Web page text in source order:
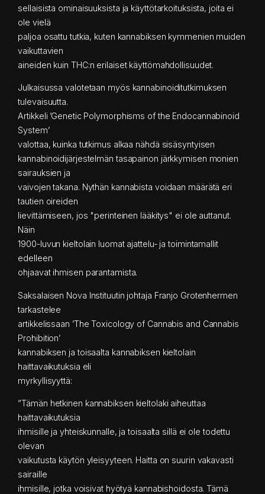
sellaisista ominaisuuksista ja käyttötarkoituksista, joita ei
ole vielä
paljoa osattu tutkia, kuten kannabiksen kymmenien muiden
vaikuttavien
aineiden kuin THC:n erilaiset käyttömahdollisuudet.
Julkaisussa valotetaan myös kannabinoiditutkimuksen
tulevaisuutta.
Artikkeli ’Genetic Polymorphisms of the Endocannabinoid
System’
valottaa, kuinka tutkimus alkaa nähdä sisäsyntyisen
kannabinoidijärjestelmän tasapainon järkkymisen monien
sairauksien ja
vaivojen takana. Nythän kannabista voidaan määrätä eri
tautien oireiden
lievittämiseen, jos "perinteinen lääkitys" ei ole auttanut.
Näin
1900-luvun kieltolain luomat ajattelu- ja toimintamallit
edelleen
ohjaavat ihmisen parantamista.
Saksalaisen Nova Instituutin johtaja Franjo Grotenhermen
tarkastelee
artikkelissaan ’The Toxicology of Cannabis and Cannabis
Prohibition’
kannabiksen ja toisaalta kannabiksen kieltolain
haittavaikutuksia eli
myrkyllisyyttä:
”Tämän hetkinen kannabiksen kieltolaki aiheuttaa
haittavaikutuksia
ihmisille ja yhteiskunnalle, ja toisaalta sillä ei ole todettu
olevan
vaikutusta käytön yleisyyteen. Haitta on suurin vakavasti
sairaille
ihmisille, jotka voisivat hyötyä kannabishoidosta. Tämä